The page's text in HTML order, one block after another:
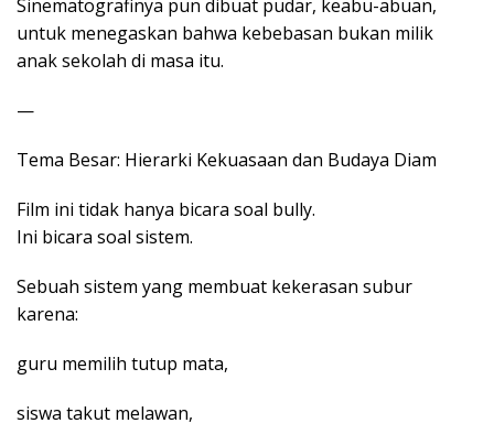
Sinematografinya pun dibuat pudar, keabu-abuan,
untuk menegaskan bahwa kebebasan bukan milik
anak sekolah di masa itu.
—
Tema Besar: Hierarki Kekuasaan dan Budaya Diam
Film ini tidak hanya bicara soal bully.
Ini bicara soal sistem.
Sebuah sistem yang membuat kekerasan subur
karena:
guru memilih tutup mata,
siswa takut melawan,